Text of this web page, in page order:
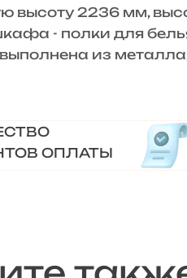
высоту 2236 мм,
- полки для
из
ОПЛАТЫ